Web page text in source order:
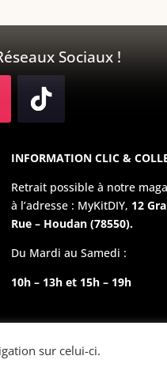
Sociaux !
INFORMATION CLIC &
Retrait possible à notre
à l’adresse : MyKitDIY, 12
Rue – Houdan (78550).
Du Mardi au Samedi :
10h – 13h et 15h – 19h
MyKitDIYsur celui-ci.